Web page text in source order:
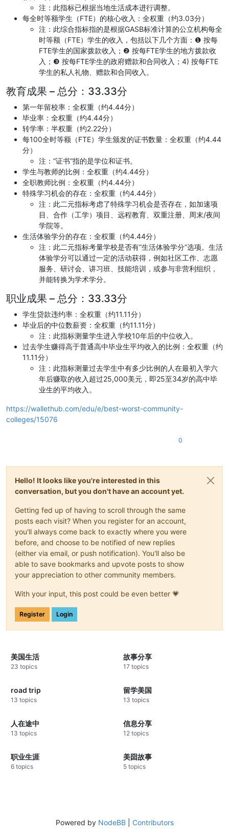
注：此指标已根据当地生活成本进行调整。
每全时等额学生（FTE）的核心收入：全权重（约3.03分）
注：此综合指标指的是根据GASB标准计算的公立机构每全
时等额（FTE）学生的收入，包括以下几个方面：❶ 按每
FTE学生的国家拨款收入；❷ 按每FTE学生的地方拨款收
入；❸ 按每FTE学生的政府赠款和合同收入；4) 按每FTE
学生的私人礼物、赠款和合同收入。
教育成果 – 总分：33.33分
第一年留校率：全权重（约4.44分）
毕业率：全权重（约4.44分）
转学率：半权重（约2.22分）
每100全时等额（FTE）学生颁发的证书数量：全权重（约4.44
分）
注：“证书”指的是学位和证书。
学生与教师的比例：全权重（约4.44分）
全职教师比例：全权重（约4.44分）
特殊学习机会的存在：全权重（约4.44分）
注：此二元指标考虑了特殊学习机会是否存在，如加速项
目、合作（工学）项目、远程教育、双重注册、周末/夜间
学院等。
生活体验学分的存在：全权重（约4.44分）
注：此二元指标考量学校是否有“生活体验学分”选项。生活
体验学分可以通过一定的活动获得，例如社区工作、志愿
服务、研讨会、讲习班、技能培训，或参与非营利组织，
并能转换为学术学分。
职业成果 – 总分：33.33分
学生贷款违约率：全权重（约11.11分）
毕业后的中位数薪资：全权重（约11.11分）
注：此指标测量学生进入学校10年后的中位收入。
过去学生赚得高于普通高中毕业生平均收入的比例：全权重（约
11.11分）
注：此指标测量过去学生中有多少比例的人在最初入学六
年后赚取的收入超过25,000美元，即25至34岁的高中毕
业生的平均收入。
https://wallethub.com/edu/e/best-worst-community-
colleges/15076
0
Hello! It looks like you're interested in this
conversation, but you don't have an account yet.
Getting fed up of having to scroll through the same
posts each visit? When you register for an account,
you'll always come back to exactly where you were
before, and choose to be notified of new replies
(either via email, or push notification). You'll also be
able to save bookmarks and upvote posts to show
your appreciation to other community members.
With your input, this post could be even better 💗
Register Login
美国生活
23 topics
故事分享
17 topics
road trip
13 topics
留学美国
13 topics
人在途中
13 topics
信息分享
12 topics
职业生涯
6 topics
美囶故事
5 topics
Powered by NodeBB| Contributors